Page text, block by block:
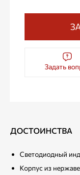
Задать
ДОСТОИНСТВА
Светодиодный
Корпус из